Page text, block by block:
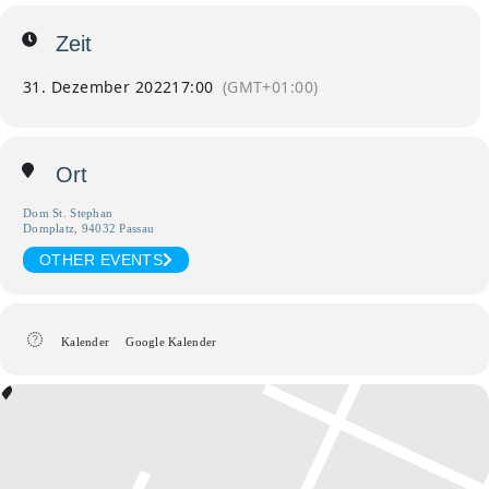
Zeit
31. Dezember 202217:00 (GMT+01:00)
Ort
Dom St. Stephan
Domplatz, 94032 Passau
OTHER EVENTS
Kalender Google Kalender